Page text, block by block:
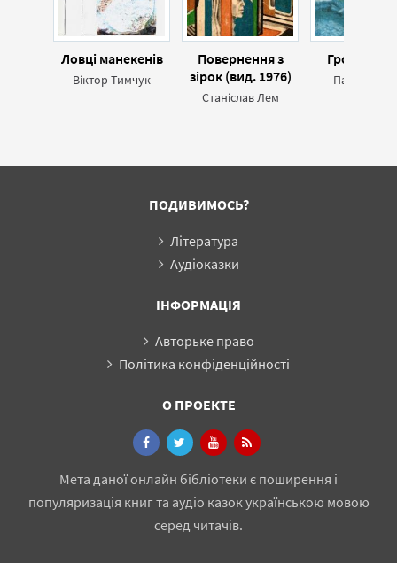
Ловці манекенів
Віктор Тимчук
Повернення з
зірок (вид. 1976)
Станіслав Лем
Грот
Павєл
ПОДИВИМОСЬ?
Література
Аудіоказки
ІНФОРМАЦІЯ
Авторьке право
Політика конфіденційності
О ПРОЕКТЕ
Мета даної онлайн бібліотеки є поширення і
популяризація книг та аудіо казок українською мовою
серед читачів.